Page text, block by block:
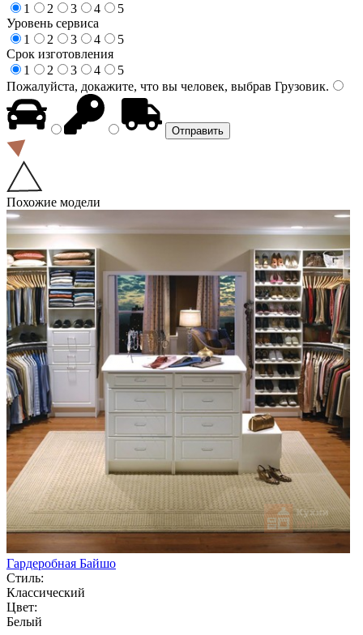
1
2 3 4
5
Уровень сервиса
1
2 3 4
5
Срок изготовления
1
2 3 4
5
Пожалуйста, докажите, что вы человек, выбрав Грузовик.
Похожие модели
Гардеробная Байшо
Стиль:
Классический
Цвет:
Белый